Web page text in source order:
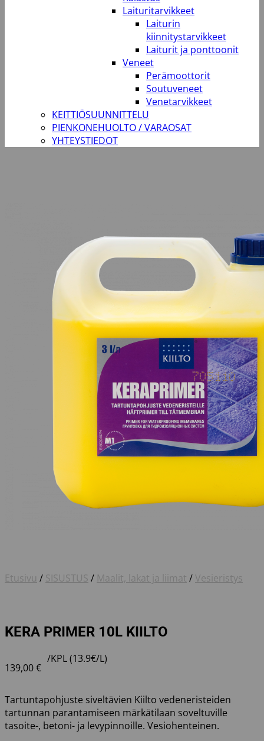
Laituritarvikkeet
Laiturin
kiinnitystarvikkeet
Laiturit ja ponttoonit
Veneet
Perämoottorit
Soutuveneet
Venetarvikkeet
KEITTIÖSUUNNITTELU
PIENKONEHUOLTO / VARAOSAT
YHTEYSTIEDOT
Etusivu / SISUSTUS / Maalit, lakat ja liimat / Vesieristys
KERA PRIMER 10L KIILTO
139,00€
/KPL (13.9€/L)
Tartuntapohjuste siveltävien Kiilto vedeneristeiden
tartunnan parantamiseen märkätilaan soveltuville
tasoite-, betoni- ja levypinnoille. Vesiohenteinen.